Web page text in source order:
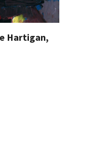
Hartigan,